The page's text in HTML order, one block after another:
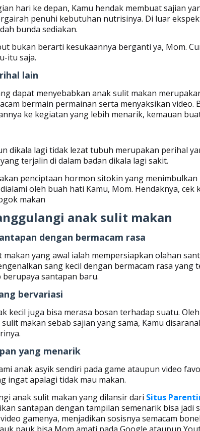
hari ke depan, Kamu hendak membuat sajian
penuhi kebutuhan nutrisinya. Di luar
bunda sediakan.
bukan berarti kesukaannya berganti ya, Mom.
itu saja.
lain
dapat menyebabkan anak sulit makan
bermain permainan serta menyaksikan video.
ke kegiatan yang lebih menarik, kemauan
dikala lagi tidak lezat tubuh merupakan perihal
terjalin di dalam badan dikala lagi sakit.
penciptaan hormon sitokin yang
oleh buah hati Kamu, Mom. Hendaknya, cek
makan
anak sulit makan
dengan bermacam rasa
makan yang awal ialah mempersiapkan olahan
sang kecil dengan bermacam rasa yang
santapan baru.
bervariasi
kecil juga bisa merasa bosan terhadap suatu.
makan sebab sajian yang sama, Kamu
yang menarik
anak asyik sendiri pada game ataupun video
ingat apalagi tidak mau makan.
anak sulit makan yang dilansir dari Situs
santapan dengan tampilan semenarik bisa jadi
gamenya, menjadikan sosisnya semacam